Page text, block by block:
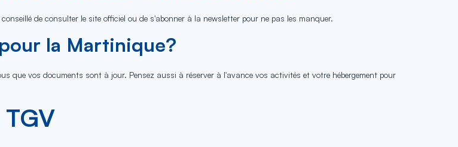
de consulter le site officiel ou de s'abonner à la newsletter pour ne pas les manquer.
la Martinique?
que vos documents sont à jour. Pensez aussi à réserver à l'avance vos activités et votre hébergement pour